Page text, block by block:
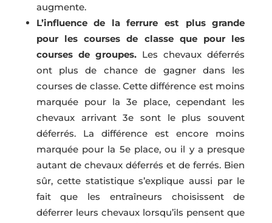
augmente.
L’influence de la ferrure est plus grande
pour les courses de classe que pour les
courses de groupes.Les chevaux déferrés
ont plus de chance de gagner dans les
courses de classe. Cette différence est moins
marquée pour la 3e place, cependant les
chevaux arrivant 3e sont le plus souvent
déferrés. La différence est encore moins
marquée pour la 5e place, ou il y a presque
autant de chevaux déferrés et de ferrés. Bien
sûr, cette statistique s’explique aussi par le
fait que les entraîneurs choisissent de
déferrer leurs chevaux lorsqu’ils pensent que